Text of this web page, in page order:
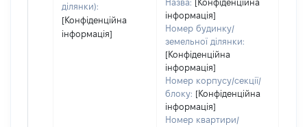
ділянки):
[Конфіденційна
інформація]
Назва:
[Конфіденційна
інформація]
Номер будинку/
земельної ділянки:
[Конфіденційна
інформація]
Номер корпусу/секції/
блоку: [Конфіденційна
інформація]
Номер квартири/